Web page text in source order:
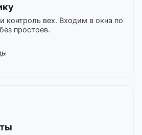
контроль вех. Входим в окна по
простоев.